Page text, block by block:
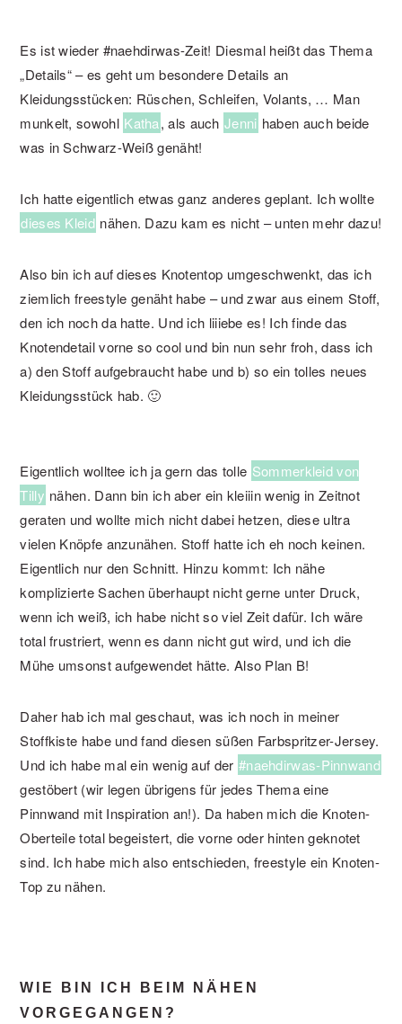
Es ist wieder #naehdirwas-Zeit! Diesmal heißt das Thema
„Details“ – es geht um besondere Details an
Kleidungsstücken: Rüschen, Schleifen, Volants, … Man
munkelt, sowohl Katha, als auch Jenni haben auch beide
was in Schwarz-Weiß genäht!
Ich hatte eigentlich etwas ganz anderes geplant. Ich wollte
dieses Kleid nähen. Dazu kam es nicht – unten mehr dazu!
Also bin ich auf dieses Knotentop umgeschwenkt, das ich
ziemlich freestyle genäht habe – und zwar aus einem Stoff,
den ich noch da hatte. Und ich liiiebe es! Ich finde das
Knotendetail vorne so cool und bin nun sehr froh, dass ich
a) den Stoff aufgebraucht habe und b) so ein tolles neues
Kleidungsstück hab. 🙂
Eigentlich wolltee ich ja gern das tolle Sommerkleid von
Tilly nähen. Dann bin ich aber ein kleiiin wenig in Zeitnot
geraten und wollte mich nicht dabei hetzen, diese ultra
vielen Knöpfe anzunähen. Stoff hatte ich eh noch keinen.
Eigentlich nur den Schnitt. Hinzu kommt: Ich nähe
komplizierte Sachen überhaupt nicht gerne unter Druck,
wenn ich weiß, ich habe nicht so viel Zeit dafür. Ich wäre
total frustriert, wenn es dann nicht gut wird, und ich die
Mühe umsonst aufgewendet hätte. Also Plan B!
Daher hab ich mal geschaut, was ich noch in meiner
Stoffkiste habe und fand diesen süßen Farbspritzer-Jersey.
Und ich habe mal ein wenig auf der #naehdirwas-Pinnwand
gestöbert (wir legen übrigens für jedes Thema eine
Pinnwand mit Inspiration an!). Da haben mich die Knoten-
Oberteile total begeistert, die vorne oder hinten geknotet
sind. Ich habe mich also entschieden, freestyle ein Knoten-
Top zu nähen.
WIE BIN ICH BEIM NÄHEN
VORGEGANGEN?